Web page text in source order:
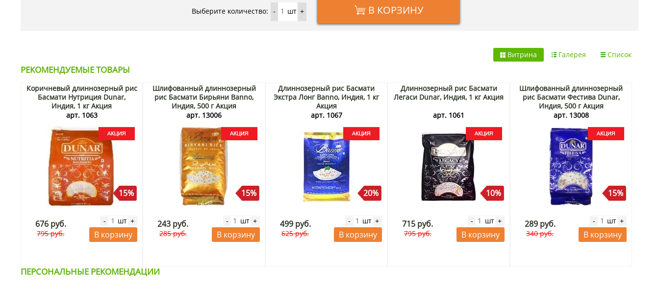
Выберите количество: - шт + В КОРЗИНУ
Список
Галерея
Витрина
РЕКОМЕНДУЕМЫЕ ТОВАРЫ
Коричневый длиннозерный рис
Басмати Нутриция Dunar,
Индия, 1 кг Акция
арт. 1063
15%
676 руб.
795 руб.
- шт +
В корзину
Шлифованный длиннозерный
рис Басмати Бирьяни Banno,
Индия, 500 г Акция
арт. 13006
15%
243 руб.
285 руб.
- шт +
В корзину
Длиннозерный рис Басмати
Экстра Лонг Banno, Индия, 1 кг
Акция
арт. 1067
20%
499 руб.
625 руб.
- шт +
В корзину
Длиннозерный рис Басмати
Легаси Dunar, Индия, 1 кг Акция
арт. 1061
10%
715 руб.
795 руб.
- шт +
В корзину
Шлифованный длиннозерный
рис Басмати Фестива Dunar,
Индия, 500 г Акция
арт. 13008
15%
289 руб.
340 руб.
- шт +
В корзину
ПЕРСОНАЛЬНЫЕ РЕКОМЕНДАЦИИ